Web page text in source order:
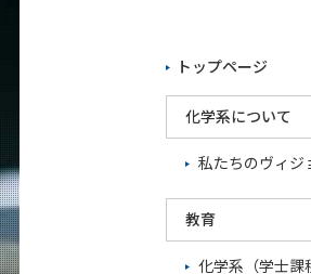
トップページ
化学系について
私たちのヴィジ
教育
化学系（学士課